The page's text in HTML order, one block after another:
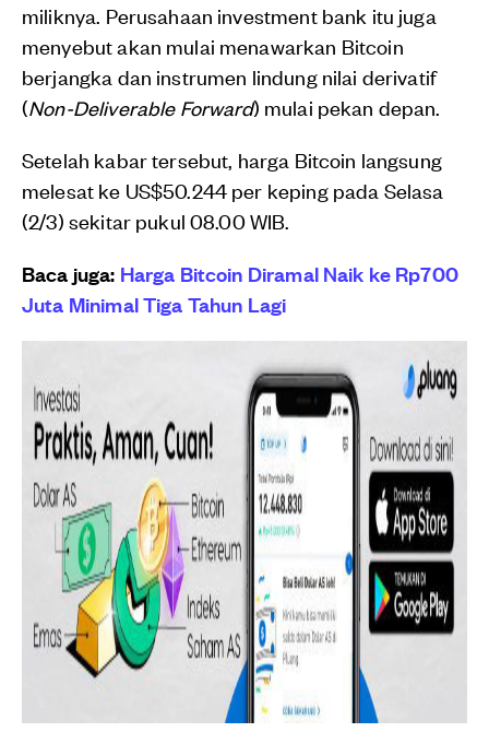
miliknya. Perusahaan investment bank itu juga
menyebut akan mulai menawarkan Bitcoin
berjangka dan instrumen lindung nilai derivatif
(Non-Deliverable Forward) mulai pekan depan.
Setelah kabar tersebut, harga Bitcoin langsung
melesat ke US$50.244 per keping pada Selasa
(2/3) sekitar pukul 08.00 WIB.
Baca juga: Harga Bitcoin Diramal Naik ke Rp700
Juta Minimal Tiga Tahun Lagi